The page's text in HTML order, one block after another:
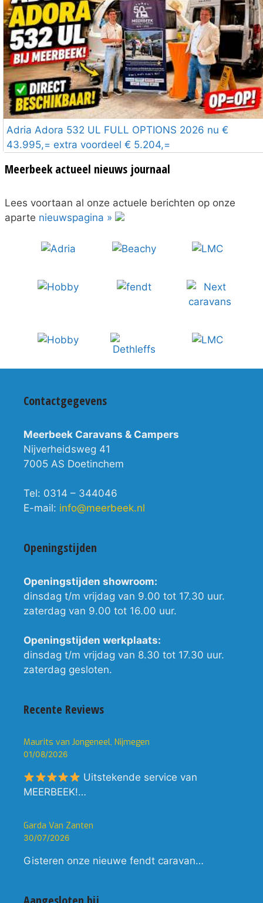
Adria Adora 532 UL FULL OPTIONS 2026 nu €
43.995,= extra voordeel € 5.204,=
Meerbeek actueel nieuws journaal
Lees voortaan al onze actuele berichten op onze
aparte nieuwspagina »
Contactgegevens
Meerbeek Caravans & Campers
Nijverheidsweg 41
7005 AS Doetinchem
Tel: 0314 – 344046
E-mail: info@meerbeek.nl
Openingstijden
Openingstijden showroom:
dinsdag t/m vrijdag van 9.00 tot 17.30 uur.
zaterdag van 9.00 tot 16.00 uur.
Openingstijden werkplaats:
dinsdag t/m vrijdag van 8.30 tot 17.30 uur.
zaterdag gesloten.
Recente Reviews
Maurits van Jongeneel, Nijmegen
01/08/2026
Uitstekende service van
MEERBEEK!…
Garda Van Zanten
30/07/2026
Gisteren onze nieuwe fendt caravan…